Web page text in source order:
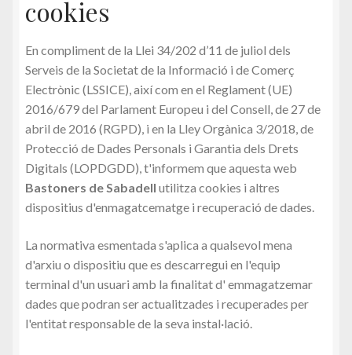
Cap d’any 2022
Cistella
Cookies
El meu compte
Finalitza la compra
Política de privadesa
Privacitat
cookies
En compliment de la Llei 34/202 d’11 de juliol dels
Serveis de la Societat de la Informació i de Comerç
Electrònic (LSSICE), així com en el Reglament (UE)
2016/679 del Parlament Europeu i del Consell, de 27 de
abril de 2016 (RGPD), i en la Lley Orgànica 3/2018, de
Protecció de Dades Personals i Garantia dels Drets
Digitals (LOPDGDD), t'informem que aquesta web
Bastoners de Sabadell utilitza cookies i altres
dispositius d'enmagatcematge i recuperació de dades.
La normativa esmentada s'aplica a qualsevol mena
d'arxiu o dispositiu que es descarregui en l'equip
terminal d'un usuari amb la finalitat d' emmagatzemar
dades que podran ser actualitzades i recuperades per
l'entitat responsable de la seva instal·lació.